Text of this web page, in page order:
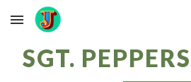
Skip to main content
SGT.